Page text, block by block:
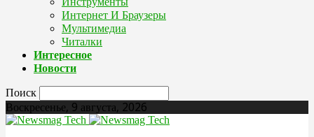
Интернет И Браузеры
Мультимедиа
Читалки
Интересное
Новости
Поиск
Воскресенье, 9 августа, 2026